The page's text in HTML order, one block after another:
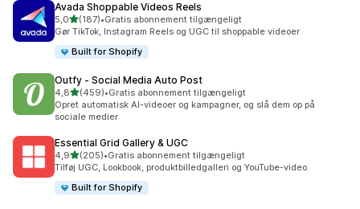
Avada Shoppable Videos Reels
5,0ud af 5 stjerner
(187)
187 anmeldelser i alt
•Gratis abonnement tilgængeligt
Gør TikTok, Instagram Reels og UGC til shoppable videoer
Built for Shopify
Outfy ‑ Social Media Auto Post
4,8ud af 5 stjerner
(459)
459 anmeldelser i alt
•Gratis abonnement tilgængeligt
Opret automatisk AI-videoer og kampagner, og slå dem op på
sociale medier
Essential Grid Gallery & UGC
4,9ud af 5 stjerner
(205)
205 anmeldelser i alt
•Gratis abonnement tilgængeligt
Tilføj UGC, Lookbook, produktbilledgalleri og YouTube-video.
Built for Shopify